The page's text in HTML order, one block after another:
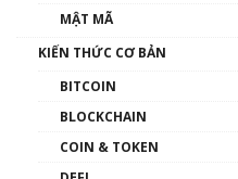
00:43:47
như thể nào?
00:39:31
MẬT MÃ
KIẾN THỨC CƠ BẢN
BITCOIN
BLOCKCHAIN
COIN & TOKEN